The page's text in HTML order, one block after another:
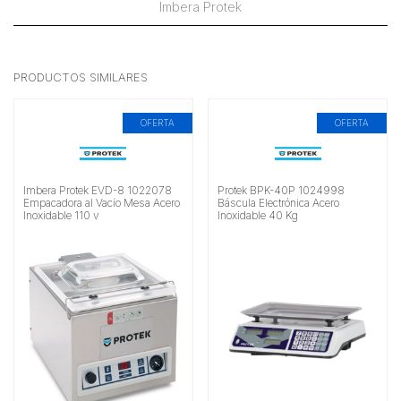
Imbera Protek
PRODUCTOS SIMILARES
OFERTA
Imbera Protek EVD-8 1022078
Empacadora al Vacío Mesa Acero
Inoxidable 110 v
OFERTA
Protek BPK-40P 1024998
Báscula Electrónica Acero
Inoxidable 40 Kg